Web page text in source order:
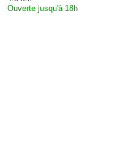
Ouverte jusqu'à 18h